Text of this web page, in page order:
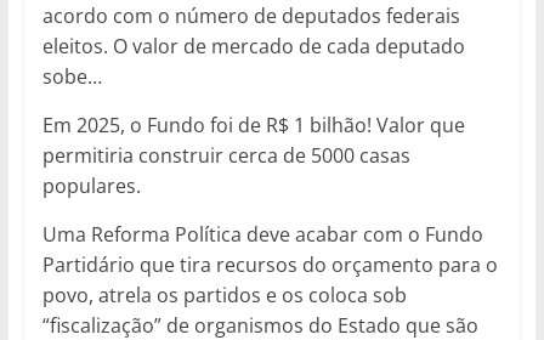
acordo com o número de deputados federais
eleitos. O valor de mercado de cada deputado
sobe…
Em 2025, o Fundo foi de R$ 1 bilhão! Valor que
permitiria construir cerca de 5000 casas
populares.
Uma Reforma Política deve acabar com o Fundo
Partidário que tira recursos do orçamento para o
povo, atrela os partidos e os coloca sob
“fiscalização” de organismos do Estado que são